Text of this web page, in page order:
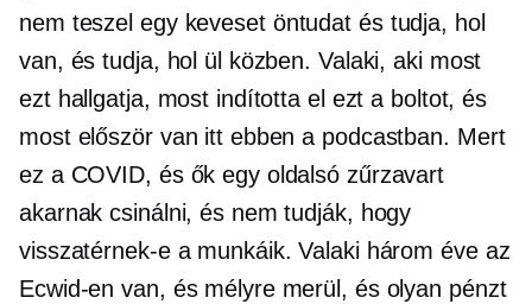
nem teszel egy keveset öntudat és tudja, hol
van, és tudja, hol ül közben. Valaki, aki most
ezt hallgatja, most indította el ezt a boltot, és
most először van itt ebben a podcastban. Mert
ez a COVID, és ők egy oldalsó zűrzavart
akarnak csinálni, és nem tudják, hogy
visszatérnek-e a munkáik. Valaki három éve az
Ecwid-en van, és mélyre merül, és olyan pénzt